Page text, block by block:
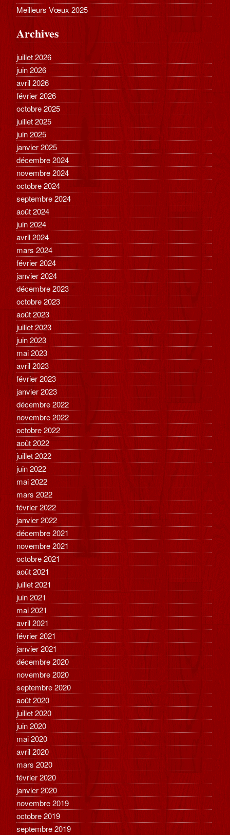
Meilleurs Vœux 2025
Archives
juillet 2026
juin 2026
avril 2026
février 2026
octobre 2025
juillet 2025
juin 2025
janvier 2025
décembre 2024
novembre 2024
octobre 2024
septembre 2024
août 2024
juin 2024
avril 2024
mars 2024
février 2024
janvier 2024
décembre 2023
octobre 2023
août 2023
juillet 2023
juin 2023
mai 2023
avril 2023
février 2023
janvier 2023
décembre 2022
novembre 2022
octobre 2022
août 2022
juillet 2022
juin 2022
mai 2022
mars 2022
février 2022
janvier 2022
décembre 2021
novembre 2021
octobre 2021
août 2021
juillet 2021
juin 2021
mai 2021
avril 2021
février 2021
janvier 2021
décembre 2020
novembre 2020
septembre 2020
août 2020
juillet 2020
juin 2020
mai 2020
avril 2020
mars 2020
février 2020
janvier 2020
novembre 2019
octobre 2019
septembre 2019